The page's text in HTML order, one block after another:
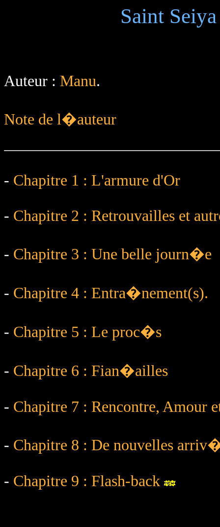
Saint
Auteur : Manu.
Note de l�auteur
- Chapitre 1 : L'armure d'Or
- Chapitre 2 : Retrouvailles et
- Chapitre 3 : Une belle journ�e
- Chapitre 4 : Entra�nement(s).
- Chapitre 5 : Le proc�s
- Chapitre 6 : Fian�ailles
- Chapitre 7 : Rencontre, Amour
- Chapitre 8 : De nouvelles
- Chapitre 9 : Flash-back